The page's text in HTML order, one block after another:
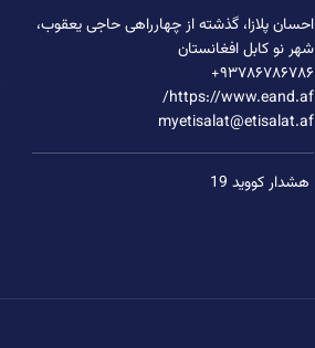
احسان پلازا، گذشته از چهارراهی حاجی یعقوب،
شهر نو کابل افغانستان
۹۳۷۸۶۷۸۶۷۸۶+
https://www.eand.af/
myetisalat@etisalat.af
هشدار کووید 19